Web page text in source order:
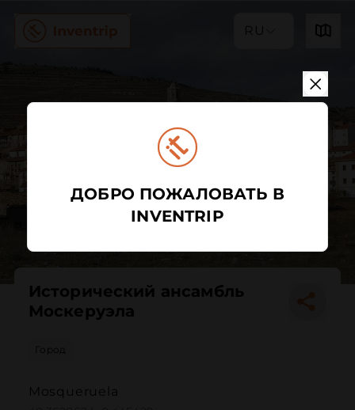
RU
Исторический ансамбль
Москеруэла
Город
Mosqueruela
ДОБРО ПОЖАЛОВАТЬ В
INVENTRIP